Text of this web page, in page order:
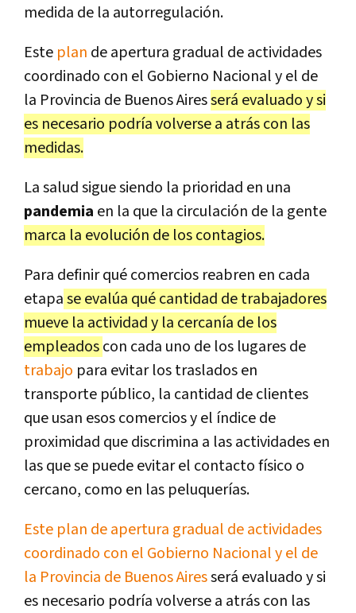
medida de la autorregulación.
Este plan de apertura gradual de actividades
coordinado con el Gobierno Nacional y el de
la Provincia de Buenos Airesserá evaluado y si
es necesario podría volverse a atrás con las
medidas.
La salud sigue siendo la prioridad en una
pandemia en la que la circulación de la gente
marca la evolución de los contagios.
Para definir qué comercios reabren en cada
etapase evalúa qué cantidad de trabajadores
mueve la actividad y la cercanía de los
empleadoscon cada uno de los lugares de
trabajo para evitar los traslados en
transporte público, la cantidad de clientes
que usan esos comercios y el índice de
proximidad que discrimina a las actividades en
las que se puede evitar el contacto físico o
cercano, como en las peluquerías.
Este plan de apertura gradual de actividades
coordinado con el Gobierno Nacional y el de
la Provincia de Buenos Airesserá evaluado y si
es necesario podría volverse a atrás con las